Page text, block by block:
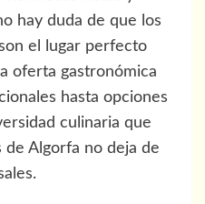
hay duda de que los
el lugar perfecto
oferta gastronómica
hasta opciones
culinaria que
Algorfa no deja de